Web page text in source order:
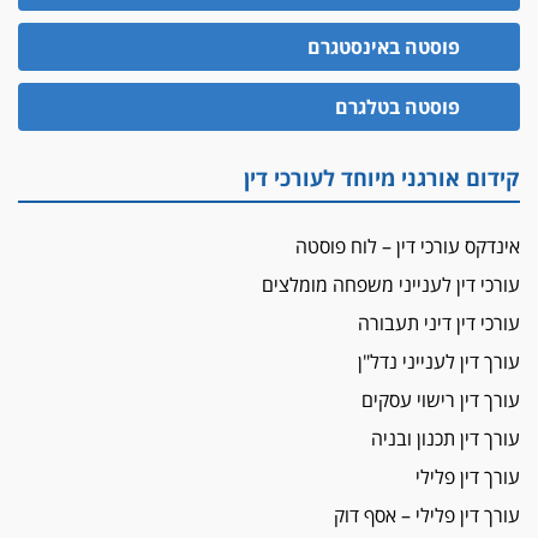
האופנוע חזר הביתה
עו"ד גיל פרידמן והרפתקאות אופנוע השטח שלו
הזכות לטנף
זוכה עורך-דין שהשווה את ברק לסינוואר ואת
מאסר לעורך הדין
פיקטיביות בשם פלסטינים
על המידתיות
ביה"ד המשמעתי ביטל השעיה לצמיתות של
עורכת-דין שהביעה שמחה ב-7 באוקטובר
אשם
עו"ד הלל בבייב הורשע בהונאת עשרות לקוחות,
ההסדר: 7-9 שנות מאסר
דין ומקרקעין
עורך דין ברמת השרון נחקר בחשד למרמה בעסקת
פוסטה באינסטגרם
פוסטה בטלגרם
קידום אורגני מיוחד לעורכי דין
אינדקס עורכי דין – לוח פוסטה
עורכי דין לענייני משפחה מומלצים
עורכי דין דיני תעבורה
עורך דין לענייני נדל"ן
עורך דין רישוי עסקים
עורך דין תכנון ובניה
עורך דין פלילי
עורך דין פלילי – אסף דוק